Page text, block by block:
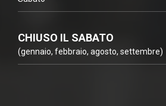
CHIUSO IL SABATO
(gennaio, febbraio, agosto, settembre)